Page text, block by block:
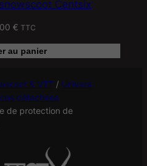
Centsix
€ TTC
au panier
& VTT / Univers
détachées
de protection de